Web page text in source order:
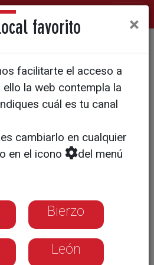
la tranquilidad
financiera del
favorito ×
facilitarte el acceso a
la web contempla la
cuál es tu canal
cambiarlo en cualquier
en el icono
del menú
Bierzo
León